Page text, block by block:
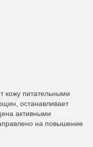
кожу питательными
останавливает
активными
на повышение